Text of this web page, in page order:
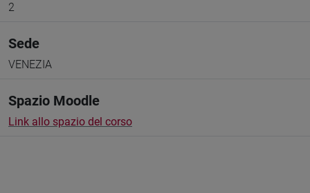
2
Sede
VENEZIA
Spazio Moodle
Link allo spazio del corso